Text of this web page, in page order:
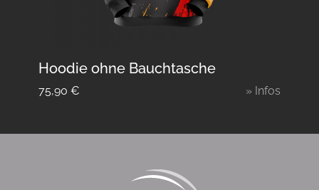
Hoodie ohne Bauchtasche
75,90 € » Infos